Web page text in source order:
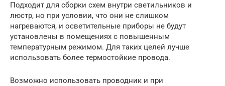
Подходит для сборки схем внутри светильников и
люстр, но при условии, что они не слишком
нагреваются, и осветительные приборы не будут
установлены в помещениях с повышенным
температурным режимом. Для таких целей лучше
использовать более термостойкие провода.
Возможно использовать проводник и при